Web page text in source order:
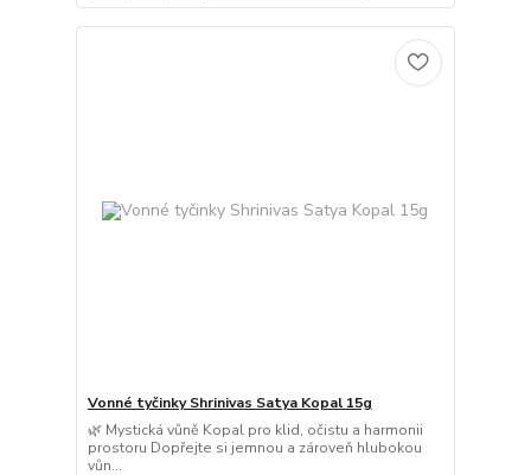
Vonné tyčinky Shrinivas Satya Kopal 15g
🌿 Mystická vůně Kopal pro klid, očistu a harmonii
prostoru Dopřejte si jemnou a zároveň hlubokou
vůn...